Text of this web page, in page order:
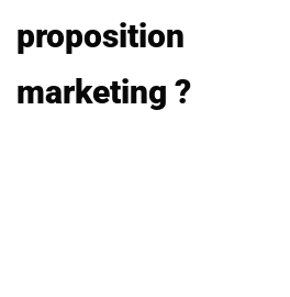
proposition
marketing ?